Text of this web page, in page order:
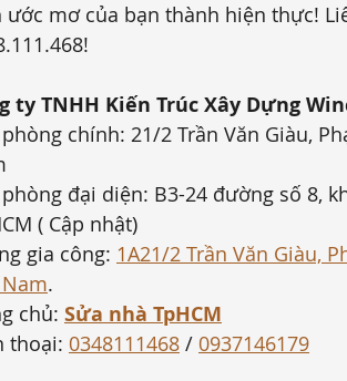
ước mơ của bạn thành hiện thực!
ty TNHH Kiến Trúc Xây Dựng
chính: 21/2 Trần Văn Giàu,
đại diện: B3-24 đường số 8,
( Cập nhật)
gia công: 1A21/2 Trần Văn Giàu,
.
chủ: Sửa nhà TpHCM
thoại: 0348111468 / 0937146179